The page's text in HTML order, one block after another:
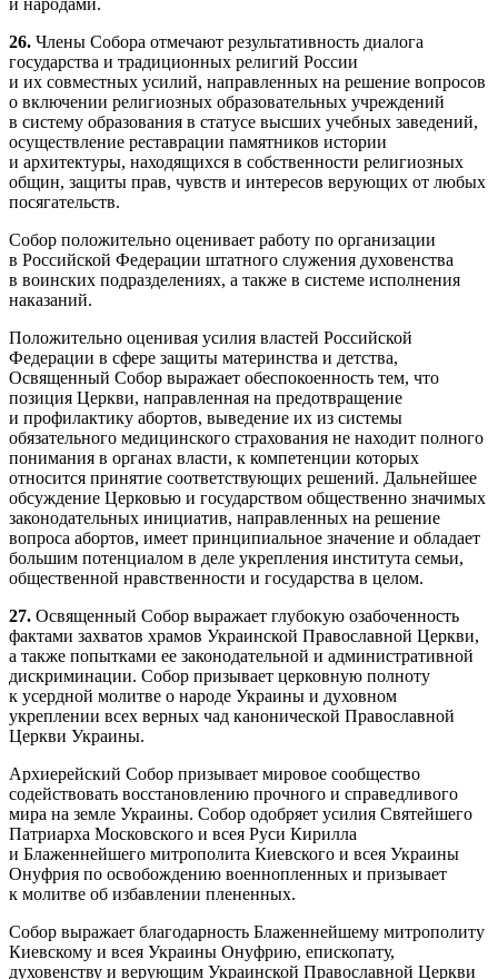
и народами.
26. Члены Собора отмечают результативность диалога
государства и традиционных религий России
и их совместных усилий, направленных на решение вопросов
о включении религиозных образовательных учреждений
в систему образования в статусе высших учебных заведений,
осуществление реставрации памятников истории
и архитектуры, находящихся в собственности религиозных
общин, защиты прав, чувств и интересов верующих от любых
посягательств.
Собор положительно оценивает работу по организации
в Российской Федерации штатного служения духовенства
в воинских подразделениях, а также в системе исполнения
наказаний.
Положительно оценивая усилия властей Российской
Федерации в сфере защиты материнства и детства,
Освященный Собор выражает обеспокоенность тем, что
позиция Церкви, направленная на предотвращение
и профилактику абортов, выведение их из системы
обязательного медицинского страхования не находит полного
понимания в органах власти, к компетенции которых
относится принятие соответствующих решений. Дальнейшее
обсуждение Церковью и государством общественно значимых
законодательных инициатив, направленных на решение
вопроса абортов, имеет принципиальное значение и обладает
большим потенциалом в деле укрепления института семьи,
общественной нравственности и государства в целом.
27. Освященный Собор выражает глубокую озабоченность
фактами захватов храмов Украинской Православной Церкви,
а также попытками ее законодательной и административной
дискриминации. Собор призывает церковную полноту
к усердной молитве о народе Украины и духовном
укреплении всех верных чад канонической Православной
Церкви Украины.
Архиерейский Собор призывает мировое сообщество
содействовать восстановлению прочного и справедливого
мира на земле Украины. Собор одобряет усилия Святейшего
Патриарха Московского и всея Руси Кирилла
и Блаженнейшего митрополита Киевского и всея Украины
Онуфрия по освобождению военнопленных и призывает
к молитве об избавлении плененных.
Собор выражает благодарность Блаженнейшему митрополиту
Киевскому и всея Украины Онуфрию, епископату,
духовенству и верующим Украинской Православной Церкви